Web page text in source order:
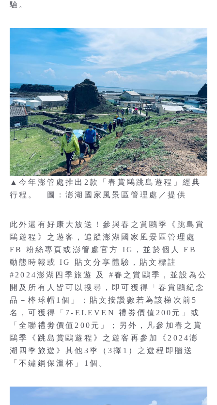
驗。
▲今年澎管處推出2款「春賞鷗跳島遊程」經典
行程。 圖：澎湖國家風景區管理處／提供
此外還有好康大放送！參與春之賞鷗季《跳島賞
鷗遊程》之遊客，追蹤澎湖國家風景區管理處
FB 粉絲專頁或澎管處官方 IG，並於個人 FB
動態時報或 IG 貼文分享體驗，貼文標註
#2024澎湖四季旅遊 及 #春之賞鷗季，並設為公
開及所有人皆可以搜尋，即可獲得「春賞鷗紀念
品－棒球帽1個」；貼文按讚數若為該梯次前5
名，可獲得「7-ELEVEN 禮劵價值200元」或
「全聯禮劵價值200元」；另外，凡參加春之賞
鷗季《跳島賞鷗遊程》之遊客再參加《2024澎
湖四季旅遊》其他3季（3擇1）之遊程即贈送
「不鏽鋼保溫杯」1個。